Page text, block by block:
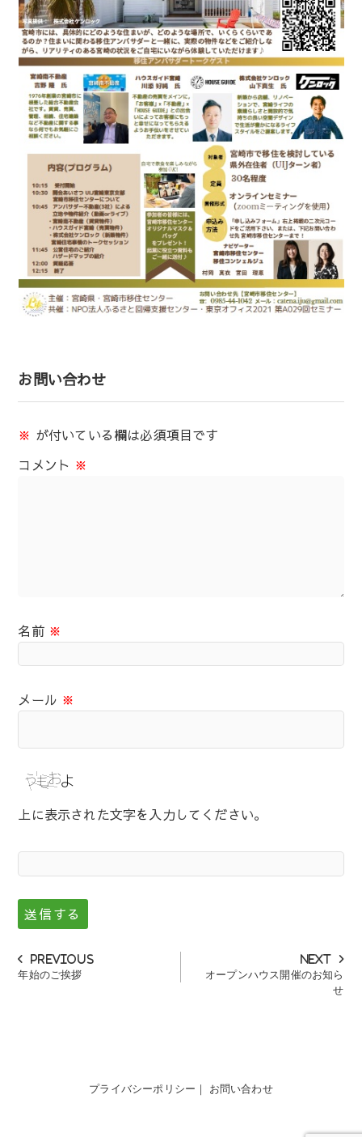
お問い合わせ
※ が付いている欄は必須項目です
コメント ※
名前 ※
メール ※
上に表示された文字を入力してください。
投
稿
PreviousPrevious
年始のご挨拶
Next
post:
オープンハウス開催のお知ら
せ
プライバシーポリシー ｜ お問い合わせ